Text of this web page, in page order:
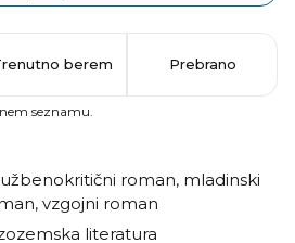
roman, mladinski
, vzgojni roman
literatura
berem Prebrano
seznamu.